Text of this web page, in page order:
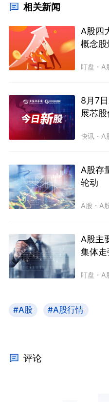
相关新闻
A股四
概念
盯盘 ・ A
8月7
展芯
快讯 ・ A
A股存
轮动
A股 ・ A
A股主
集体走
盯盘 ・ A
#A股 #A股行情
评论